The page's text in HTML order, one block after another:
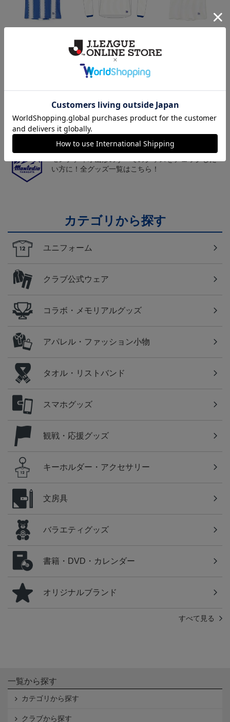
ニフォーム半袖（FP1st） ニフォーム長袖（FP2n
d）
19,800円～24,860円
d）
チームマスコット「ディーオ」グッズは、サポータ
ーやファン必見！
山形
い方に！全グッズ一覧はこちら！
カテゴリから探す
ユニフォーム
クラブ公式ウェア
コラボ・メモリアルグッズ
アパレル・ファッション小物
タオル・リストバンド
スマホグッズ
観戦・応援グッズ
キーホルダー・アクセサリー
文房具
バラエティグッズ
書籍・DVD・カレンダー
オリジナルブランド
すべて見る
一覧から探す
カテゴリから探す
クラブから探す